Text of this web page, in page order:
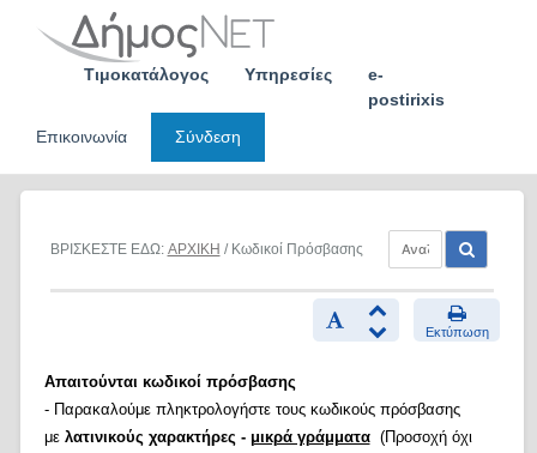
Τιμοκατάλογος Υπηρεσίες
e-
postirixis
Επικοινωνία
Σύνδεση
ΒΡΙΣΚΕΣΤΕ ΕΔΩ: ΑΡΧΙΚΗ / Κωδικοί Πρόσβασης
Εκτύπωση
Απαιτούνται κωδικοί πρόσβασης
- Παρακαλούμε πληκτρολογήστε τους κωδικούς πρόσβασης
με λατινικούς χαρακτήρες - μικρά γράμματα(Προσοχή όχι